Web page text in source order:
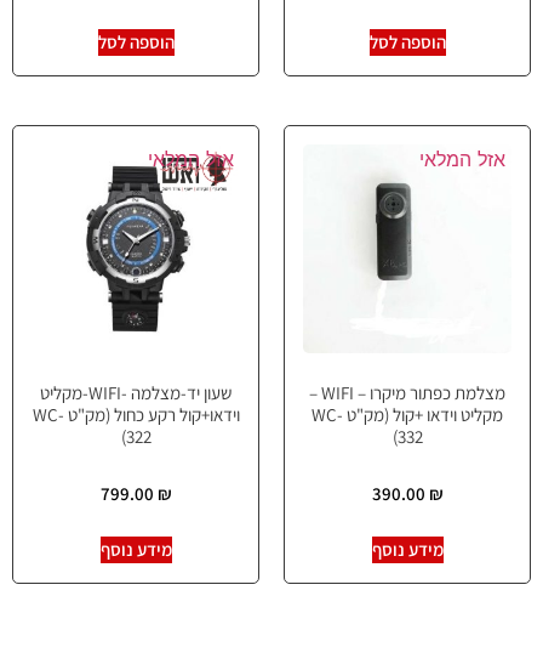
הוספה לסל הוספה לסל
אזל המלאי
מצלמת כפתור מיקרו – WIFI –
מקליט וידאו +קול (מק"ט WC-
332)
390.00 ₪
מידע נוסף
אזל המלאי
שעון יד-מצלמה -WIFI-מקליט
וידאו+קול רקע כחול (מק"ט WC-
322)
799.00 ₪
מידע נוסף